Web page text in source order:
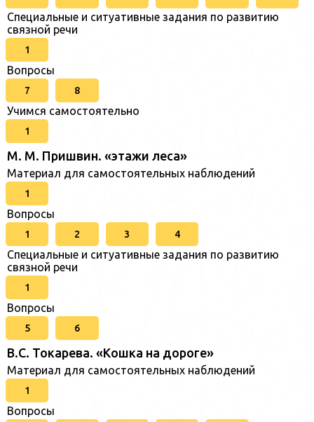
Специальные и ситуативные задания по развитию
связной речи
1
Вопросы
7 8
Учимся самостоятельно
1
М. М. Пришвин. «этажи леса»
Материал для самостоятельных наблюдений
1
Вопросы
1 2 3 4
Специальные и ситуативные задания по развитию
связной речи
1
Вопросы
5 6
В.С. Токарева. «Кошка на дороге»
Материал для самостоятельных наблюдений
1
Вопросы